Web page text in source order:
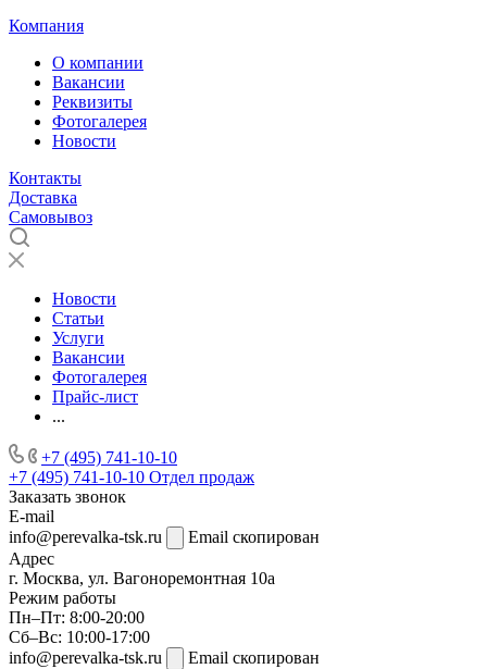
Компания
О компании
Вакансии
Реквизиты
Фотогалерея
Новости
Контакты
Доставка
Самовывоз
Новости
Статьи
Услуги
Вакансии
Фотогалерея
Прайс-лист
...
+7 (495) 741-10-10
+7 (495) 741-10-10 Отдел продаж
Заказать звонок
E-mail
info@perevalka-tsk.ru
Email скопирован
Адрес
г. Москва, ул. Вагоноремонтная 10а
Режим работы
Пн–Пт: 8:00-20:00
Сб–Вс: 10:00-17:00
info@perevalka-tsk.ru
Email скопирован